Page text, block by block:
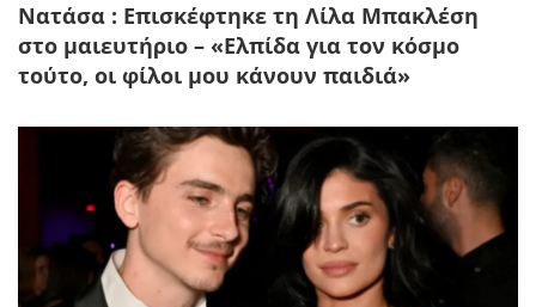
Νατάσα : Επισκέφτηκε τη Λίλα Μπακλέση
στο μαιευτήριο – «Ελπίδα για τον κόσμο
τούτο, οι φίλοι μου κάνουν παιδιά»